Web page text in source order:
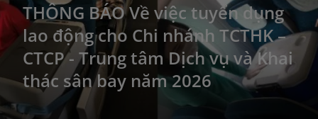
THÔNG BÁO Về việc tuyển dụng
lao động cho Chi nhánh TCTHK –
CTCP - Trung tâm Dịch vụ và Khai
thác sân bay năm 2026